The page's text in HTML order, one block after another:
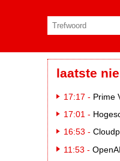
laatste
17:17 - Prime
17:01 - Hogeschool
16:53 -
11:53 - OpenAI